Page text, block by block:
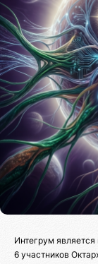
Интегрум
6 участников